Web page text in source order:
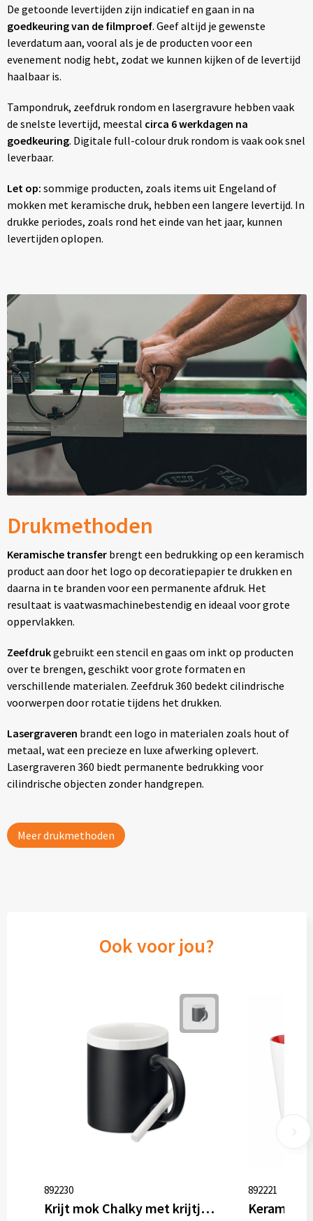
De getoonde levertijden zijn indicatief en gaan in na
goedkeuring van de filmproef. Geef altijd je gewenste
leverdatum aan, vooral als je de producten voor een
evenement nodig hebt, zodat we kunnen kijken of de levertijd
haalbaar is.
Tampondruk, zeefdruk rondom en lasergravure hebben vaak
de snelste levertijd, meestal circa 6 werkdagen na
goedkeuring. Digitale full-colour druk rondom is vaak ook snel
leverbaar.
Let op: sommige producten, zoals items uit Engeland of
mokken met keramische druk, hebben een langere levertijd. In
drukke periodes, zoals rond het einde van het jaar, kunnen
levertijden oplopen.
Drukmethoden
Keramische transferbrengt een bedrukking op een keramisch
product aan door het logo op decoratiepapier te drukken en
daarna in te branden voor een permanente afdruk. Het
resultaat is vaatwasmachinebestendig en ideaal voor grote
oppervlakken.
Zeefdrukgebruikt een stencil en gaas om inkt op producten
over te brengen, geschikt voor grote formaten en
verschillende materialen. Zeefdruk 360 bedekt cilindrische
voorwerpen door rotatie tijdens het drukken.
Lasergraveren brandt een logo in materialen zoals hout of
metaal, wat een precieze en luxe afwerking oplevert.
Lasergraveren 360 biedt permanente bedrukking voor
cilindrische objecten zonder handgrepen.
Meer drukmethoden
Ook voor jou?
892230
Krijt mok Chalky met krijtje, 330 ml
892221
Keramiek